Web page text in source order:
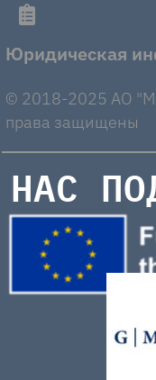
Юридическая
© 2018-2025 AO
права защищены
НАС